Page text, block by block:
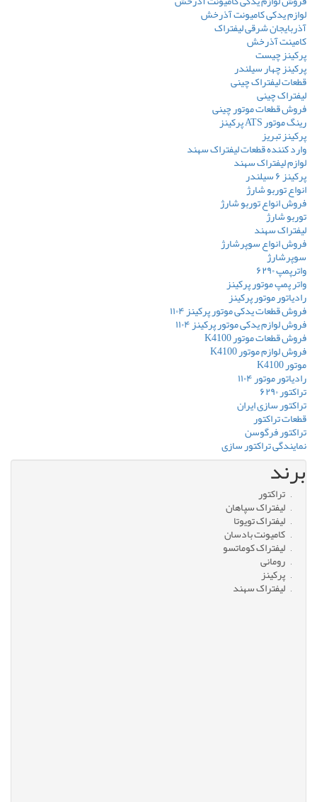
لوازم یدکی کامیونت آذرخش
آذربایجان شرقی لیفتراک
کامینت آذرخش
پرکینز چیست
پرکینز چهار سیلندر
قطعات لیفتراک چینی
لیفتراک چینی
فروش قطعات موتور چینی
رینگ موتور ATS پرکینز
پرکینز تبریز
وارد کننده قطعات لیفتراک سهند
لوازم لیفتراک سهند
پرکینز ۶ سیلندر
انواع توربو شارژ
فروش انواع توربو شارژ
توربو شارژ
لیفتراک سهند
فروش انواع سوپرشارژ
سوپرشارژ
واترپمپ ۶۲۹۰
واتر پمپ موتور پرکینز
رادیاتور موتور پرکینز
فروش قطعات یدکی موتور پرکینز ۱۱۰۴
فروش لوازم یدکی موتور پرکینز ۱۱۰۴
فروش قطعات موتور K4100
فروش لوازم موتور K4100
موتور K4100
رادیاتور موتور ۱۱۰۴
تراکتور ۶۲۹۰
تراکتور سازی ایران
قطعات تراکتور
تراکتور فرگوسن
نمایندگی تراکتور سازی
برند
تراکتور
لیفتراک سپاهان
لیفتراک تویوتا
کامیونت بادسان
لیفتراک کوماتسو
رومانی
پرکینز
لیفتراک سهند